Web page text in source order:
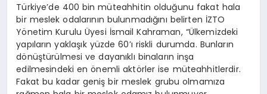
Türkiye’de 400 bin müteahhitin olduğunu fakat hala
bir meslek odalarının bulunmadığını belirten İZTO
Yönetim Kurulu Üyesi İsmail Kahraman, “Ülkemizdeki
yapıların yaklaşık yüzde 60’ı riskli durumda. Bunların
dönüştürülmesi ve dayanıklı binaların inşa
edilmesindeki en önemli aktörler ise müteahhitlerdir.
Fakat bu kadar geniş bir meslek grubu olmamıza